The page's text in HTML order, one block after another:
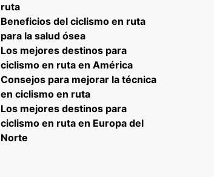
ruta
Beneficios del ciclismo en ruta
para la salud ósea
Los mejores destinos para
ciclismo en ruta en América
Consejos para mejorar la técnica
en ciclismo en ruta
Los mejores destinos para
ciclismo en ruta en Europa del
Norte